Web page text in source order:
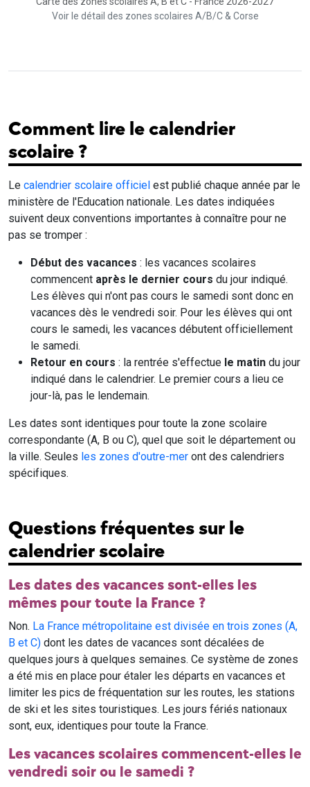
Voir le détail des zones scolaires A/B/C & Corse
Comment lire le calendrier
scolaire ?
Le calendrier scolaire officiel est publié chaque année par le
ministère de l'Education nationale. Les dates indiquées
suivent deux conventions importantes à connaître pour ne
pas se tromper :
Début des vacances : les vacances scolaires
commencent après le dernier cours du jour indiqué.
Les élèves qui n'ont pas cours le samedi sont donc en
vacances dès le vendredi soir. Pour les élèves qui ont
cours le samedi, les vacances débutent officiellement
le samedi.
Retour en cours : la rentrée s'effectue le matin du jour
indiqué dans le calendrier. Le premier cours a lieu ce
jour-là, pas le lendemain.
Les dates sont identiques pour toute la zone scolaire
correspondante (A, B ou C), quel que soit le département ou
la ville. Seules les zones d'outre-mer ont des calendriers
spécifiques.
Questions fréquentes sur le
calendrier scolaire
Les dates des vacances sont-elles les
mêmes pour toute la France ?
Non. La France métropolitaine est divisée en trois zones (A,
B et C) dont les dates de vacances sont décalées de
quelques jours à quelques semaines. Ce système de zones
a été mis en place pour étaler les départs en vacances et
limiter les pics de fréquentation sur les routes, les stations
de ski et les sites touristiques. Les jours fériés nationaux
sont, eux, identiques pour toute la France.
Les vacances scolaires commencent-elles le
vendredi soir ou le samedi ?